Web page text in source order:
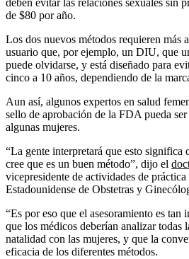
deben evitar las relaciones sexuales sin
de $80 por año.
Los dos nuevos métodos requieren más
usuario que, por ejemplo, un DIU, que
puede olvidarse, y está diseñado para
cinco a 10 años, dependiendo de la
Aun así, algunos expertos en salud
sello de aprobación de la FDA pueda
algunas mujeres.
“La gente interpretará que esto
cree que es un buen método”, dijo el
vicepresidente de actividades de
Estadounidense de Obstetras y
“Es por eso que el asesoramiento es tan
que los médicos deberían analizar todas
natalidad con las mujeres, y que la
eficacia de los diferentes métodos.